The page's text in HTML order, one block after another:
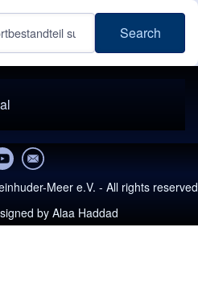
Meer e.V. - All rights reserved
by Alaa Haddad